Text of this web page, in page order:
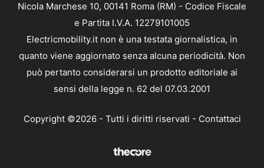
Nicola Marchese 10, 00141 Roma (RM) - Codice Fiscale
e Partita I.V.A. 12279101005
Electricmobility.it non è una testata giornalistica, in
quanto viene aggiornato senza alcuna periodicità. Non
può pertanto considerarsi un prodotto editoriale ai
sensi della legge n. 62 del 07.03.2001
Copyright ©2026 - Tutti i diritti riservati - Contattaci